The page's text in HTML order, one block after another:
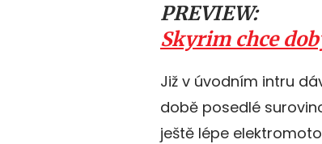
PREVIEW:
Skyrim chce
Již v úvodním intru
době posedlé
ještě lépe